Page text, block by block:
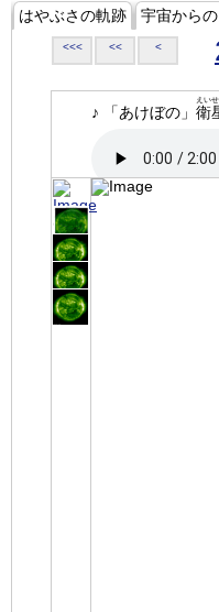
はやぶさの軌跡 宇宙から
<<< << <
♪ 「あけぼの」 衛
えい